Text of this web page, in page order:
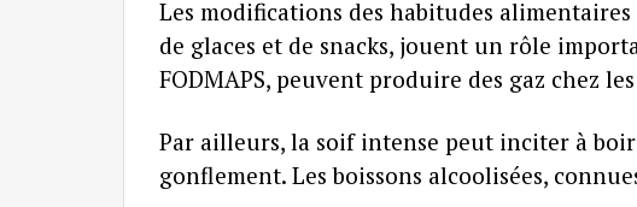
Les modifications des habitudes
de glaces et de snacks, jouent un rôle
FODMAPS, peuvent produire des gaz chez
Par ailleurs, la soif intense peut inciter à
gonflement. Les boissons alcoolisées,